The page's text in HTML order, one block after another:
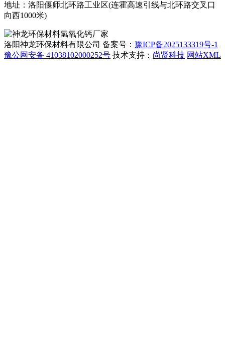
地址：洛阳偃师北环路工业区(连霍高速引线与北环路交叉口
向西1000米)
洛阳神龙环保材料有限公司 备案号： 豫ICP备2025133319号-1
豫公网安备 41038102000252号 技术支持： 尚贤科技 网站XML